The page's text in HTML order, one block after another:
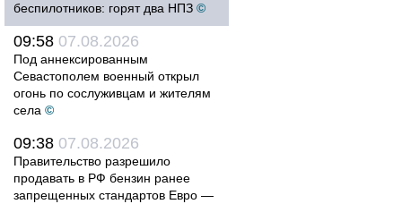
беспилотников: горят два НПЗ ©
09:58 07.08.2026
Под аннексированным
Севастополем военный открыл
огонь по сослуживцам и жителям
села ©
09:38 07.08.2026
Правительство разрешило
продавать в РФ бензин ранее
запрещенных стандартов Евро —